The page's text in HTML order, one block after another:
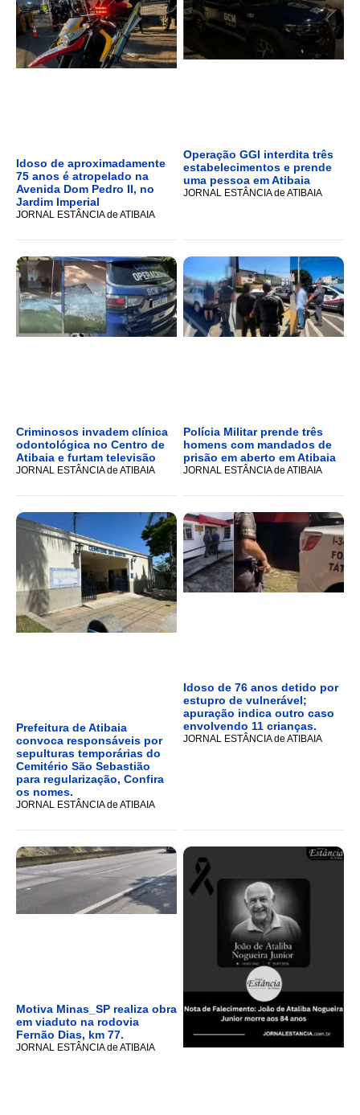
Idoso de aproximadamente
75 anos é atropelado na
Avenida Dom Pedro II, no
Jardim Imperial
JORNAL ESTÂNCIA de ATIBAIA
Operação GGI interdita três
estabelecimentos e prende
uma pessoa em Atibaia
JORNAL ESTÂNCIA de ATIBAIA
Criminosos invadem clínica
odontológica no Centro de
Atibaia e furtam televisão
JORNAL ESTÂNCIA de ATIBAIA
Polícia Militar prende três
homens com mandados de
prisão em aberto em Atibaia
JORNAL ESTÂNCIA de ATIBAIA
Prefeitura de Atibaia
convoca responsáveis por
sepulturas temporárias do
Cemitério São Sebastião
para regularização, Confira
os nomes.
JORNAL ESTÂNCIA de ATIBAIA
Idoso de 76 anos detido por
estupro de vulnerável;
apuração indica outro caso
envolvendo 11 crianças.
JORNAL ESTÂNCIA de ATIBAIA
Motiva Minas_SP realiza obra
em viaduto na rodovia
Fernão Dias, km 77.
JORNAL ESTÂNCIA de ATIBAIA